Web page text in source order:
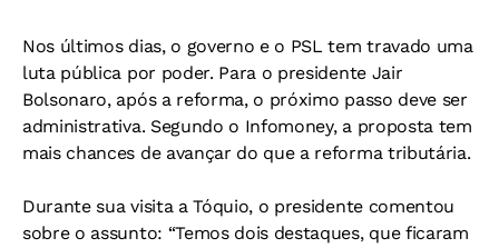
Nos últimos dias, o governo e o PSL tem travado uma
luta pública por poder. Para o presidente Jair
Bolsonaro, após a reforma, o próximo passo deve ser
administrativa. Segundo o Infomoney, a proposta tem
mais chances de avançar do que a reforma tributária.
Durante sua visita a Tóquio, o presidente comentou
sobre o assunto: “Temos dois destaques, que ficaram